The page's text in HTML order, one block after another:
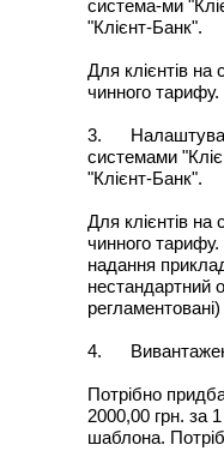
система-ми
"Клієнт-Банк".
Для клієнтів
чинного тарифу.
3.
системами
"Клієнт-Банк".
Для клієнтів
чинного
надання
нестандартний
4.
Потрібно
2000,00 грн. за
шаблона.